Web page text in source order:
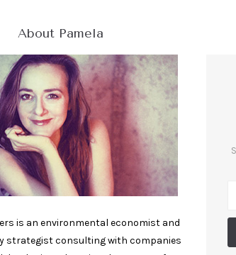
About Pamela
is an environmental economist and
strategist consulting with companies